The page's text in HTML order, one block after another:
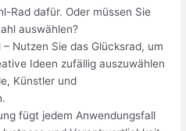
Rad dafür. Oder müssen Sie
auswählen?
Nutzen Sie das Glücksrad, um
Ideen zufällig auszuwählen
Künstler und
fügt jedem Anwendungsfall